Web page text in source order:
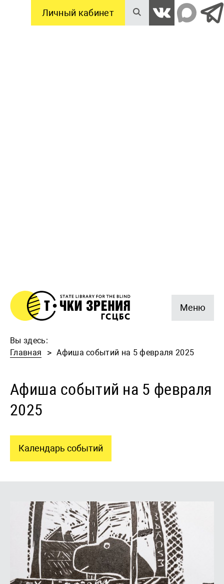
Меню
Личный кабинет
Вы здесь:
Главная
Афиша событий на 5 февраля 2025
Афиша событий на 5 февраля
2025
Календарь событий